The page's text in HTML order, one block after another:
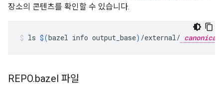
장소의 콘텐츠를 확인할 수 있습니다.
ls $(bazel info output_base) /external/
REPO.bazel 파일